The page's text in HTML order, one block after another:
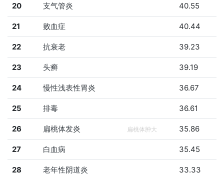
20 支气管炎 40.55
21 败血症 40.44
22 抗衰老 39.23
23 头癣 39.19
24 慢性浅表性胃炎 36.67
25 排毒 36.61
26 扁桃体发炎 扁桃体肿大 35.86
27 白血病 35.45
28 老年性阴道炎 33.33